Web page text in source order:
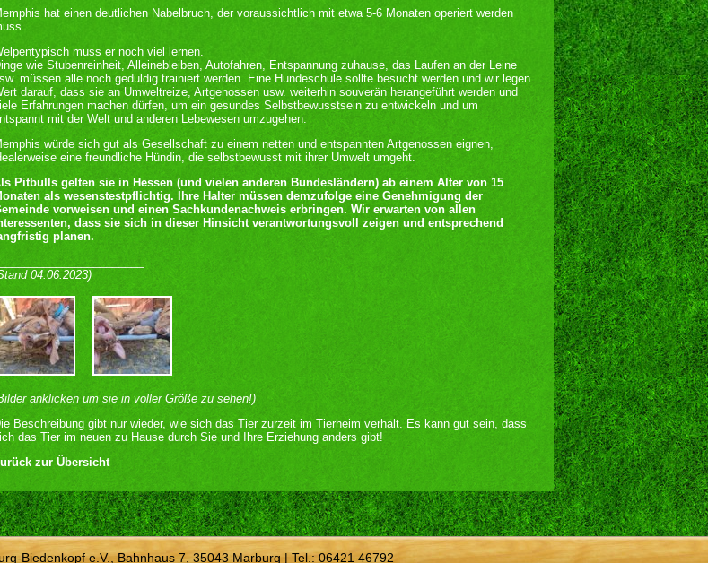
hat einen deutlichen Nabelbruch, der voraussichtlich mit etwa 5-6 Monaten operiert werden
muss er noch viel lernen.
wie Stubenreinheit, Alleinebleiben, Autofahren, Entspannung zuhause, das Laufen an der Leine
müssen alle noch geduldig trainiert werden. Eine Hundeschule sollte besucht werden und wir legen
darauf, dass sie an Umweltreize, Artgenossen usw. weiterhin souverän herangeführt werden und
Erfahrungen machen dürfen, um ein gesundes Selbstbewusstsein zu entwickeln und um
mit der Welt und anderen Lebewesen umzugehen.
würde sich gut als Gesellschaft zu einem netten und entspannten Artgenossen eignen,
eine freundliche Hündin, die selbstbewusst mit ihrer Umwelt umgeht.
Pitbulls gelten sie in Hessen (und vielen anderen Bundesländern) ab einem Alter von 15
als wesenstestpflichtig. Ihre Halter müssen demzufolge eine Genehmigung der
vorweisen und einen Sachkundenachweis erbringen. Wir erwarten von allen
dass sie sich in dieser Hinsicht verantwortungsvoll zeigen und entsprechend
planen.
________________________
04.06.2023)
anklicken um sie in voller Größe zu sehen!)
Beschreibung gibt nur wieder, wie sich das Tier zurzeit im Tierheim verhält. Es kann gut sein, dass
das Tier im neuen zu Hause durch Sie und Ihre Erziehung anders gibt!
zur Übersicht
Biedenkopf e.V., Bahnhaus 7, 35043 Marburg | Tel.: 06421 46792